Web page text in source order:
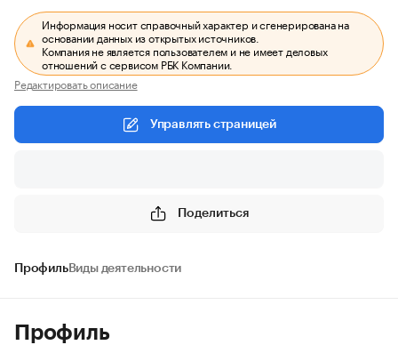
Информация носит справочный характер и сгенерирована на
основании данных из открытых источников.
Компания не является пользователем и не имеет деловых
отношений с сервисом РБК Компании.
Редактировать описание
Управлять страницей
Поделиться
ПрофильВиды деятельности
Профиль